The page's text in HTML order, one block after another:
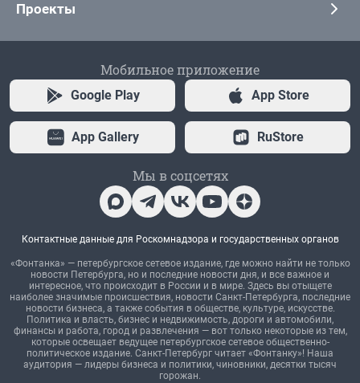
Проекты
Мобильное приложение
Google Play App Store
App Gallery RuStore
Мы в соцсетях
Контактные данные для Роскомнадзора и государственных органов
«Фонтанка» — петербургское сетевое издание, где можно найти не только
новости Петербурга, но и последние новости дня, и все важное и
интересное, что происходит в России и в мире. Здесь вы отыщете
наиболее значимые происшествия, новости Санкт-Петербурга, последние
новости бизнеса, а также события в обществе, культуре, искусстве.
Политика и власть, бизнес и недвижимость, дороги и автомобили,
финансы и работа, город и развлечения — вот только некоторые из тем,
которые освещает ведущее петербургское сетевое общественно-
политическое издание. Санкт-Петербург читает «Фонтанку»! Наша
аудитория — лидеры бизнеса и политики, чиновники, десятки тысяч
горожан.